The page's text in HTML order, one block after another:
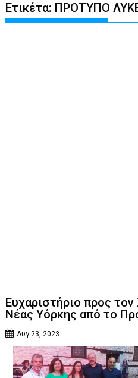
Ετικέτα: ΠΡΟΤΥΠΟ
Ευχαριστήριο προς
Νέας Υόρκης από το
Αυγ 23, 2023